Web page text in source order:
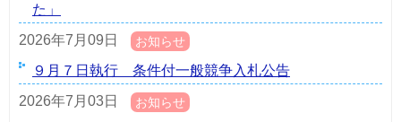
た」
2026年7月09日
お知らせ
９月７日執行 条件付一般競争入札公告
2026年7月03日
お知らせ